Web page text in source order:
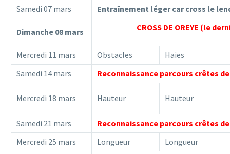
Samedi 07 mars
Entraînement léger car cross le
Dimanche 08 mars CROSS DE OREYE (le
Mercredi 11 mars Obstacles
Haies
Samedi 14 mars
Reconnaissance parcours crêtes
Mercredi 18 mars Hauteur Hauteur
Samedi 21 mars
Reconnaissance parcours crêtes
Mercredi 25 mars
Longueur Longueur